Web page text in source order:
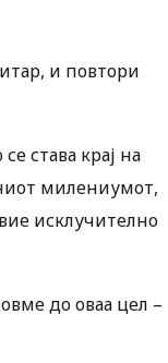
и повтори
става крај на
милениумот,
исклучително
до оваа цел –